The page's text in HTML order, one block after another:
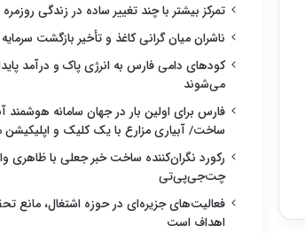
تمرکز بیشتر با چند تغییر ساده در زندگی روزمره
ناشران میان گرانی کاغذ و تأخیر بازگشت سرمایه
کودهای دامی فارس به انرژی پاک و درآمد
می‌شوند
فارس برای اولین بار در جهان سامانه هوشمند
ساخت/ آبیاری مزارع با یک کلیک و اپلیکیشن
رکورد نگران‌کننده ساخت خبر جعلی با ظاهری
چت‌جی‌پی‌تی
فعالیت‌های جزیره‌ای در حوزه اشتغال، مانع
اهداف است